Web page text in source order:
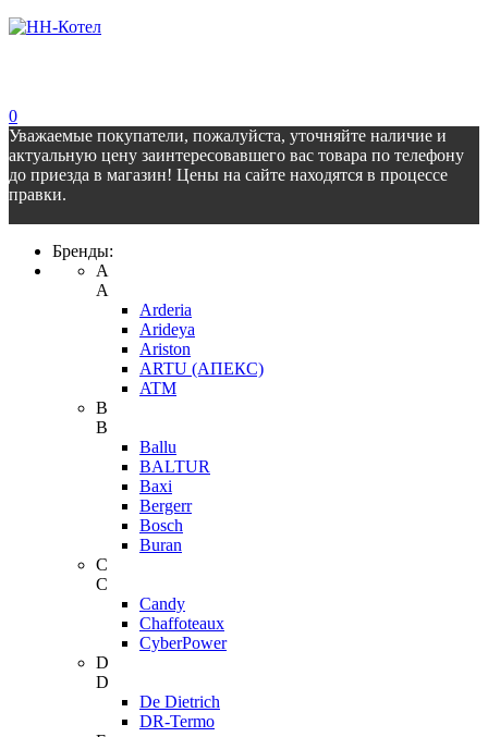
0
Уважаемые покупатели, пожалуйста, уточняйте наличие и
актуальную цену заинтересовавшего вас товара по телефону
до приезда в магазин! Цены на сайте находятся в процессе
правки.
Бренды:
A
A
Arderia
Arideya
Ariston
ARTU (АПЕКС)
ATM
B
B
Ballu
BALTUR
Baxi
Bergerr
Bosch
Buran
C
C
Candy
Chaffoteaux
CyberPower
D
D
De Dietrich
DR-Termo